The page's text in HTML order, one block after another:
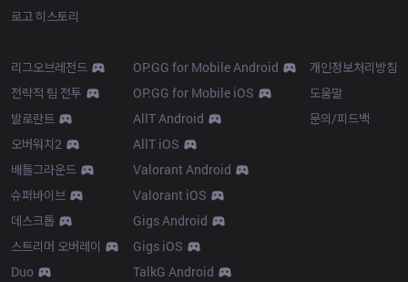
로고 히스토리
리그오브레전드
전략적 팀 전투
발로란트
오버워치2
배틀그라운드
슈퍼바이브
데스크톱
스트리머 오버레이
Duo
OP.GG for Mobile Android
OP.GG for Mobile iOS
AllT Android
AllT iOS
Valorant Android
Valorant iOS
Gigs Android
Gigs iOS
TalkG Android
개인정보처리방침
도움말
문의/피드백